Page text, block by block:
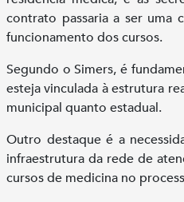
contrato passaria a ser uma
funcionamento dos cursos.
Segundo o Simers, é
esteja vinculada à estrutura
municipal quanto estadual.
Outro destaque é a
infraestrutura da rede de
cursos de medicina no